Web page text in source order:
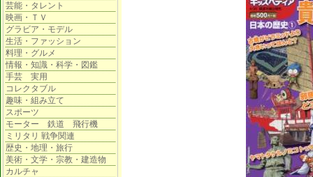
芸能・タレント
映画・ＴＶ
グラビア・モデル
生活・ファッション
料理・グルメ
情報・知識・科学・図鑑
手芸 実用
コレクタブル
趣味・組み立て
スポーツ
モーター 鉄道 飛行機
ミリタリ 戦争関連
歴史・地理・旅行
美術・文学・宗教・建造物
カルチャ